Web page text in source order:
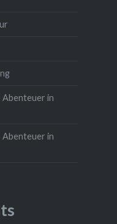
Abenteuer in
Abenteuer in